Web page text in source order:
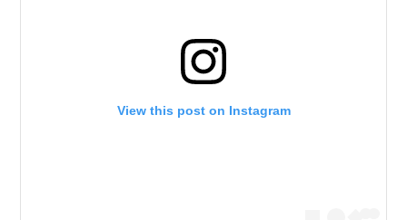
View this post on Instagram